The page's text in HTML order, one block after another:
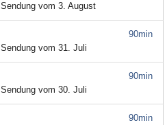
Sendung vom 3. August
90min
Sendung vom 31. Juli
90min
Sendung vom 30. Juli
90min